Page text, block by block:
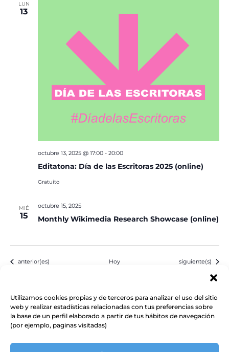
Utilizamos cookies propias y de terceros para analizar el uso del sitio
web y realizar estadísticas relacionadas con tus preferencias sobre
la base de un perfil elaborado a partir de tus hábitos de navegación
(por ejemplo, paginas visitadas)
LUN
13
Editatona: Día de las Escritoras 2025 (online)
octubre 13, 2025 @ 17:00- 20:00
Gratuito
MIÉ
15 Monthly Wikimedia Research Showcase (online)
octubre 15, 2025
Eventos
anterior(es) Hoy Eventos
siguiente(s)